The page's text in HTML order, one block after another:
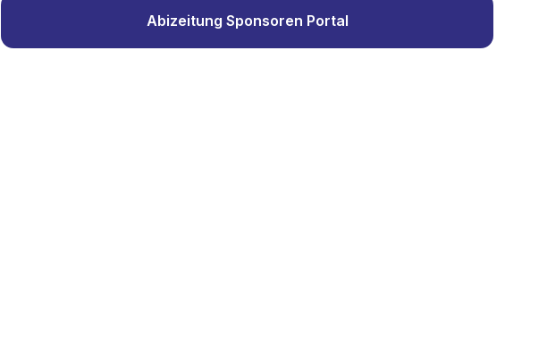
Abizeitung Sponsoren Portal